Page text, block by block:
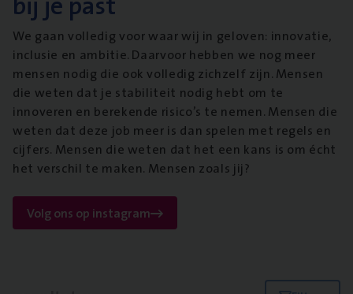
We gaan volledig voor waar wij in geloven: innovatie,
inclusie en ambitie. Daarvoor hebben we nog meer
mensen nodig die ook volledig zichzelf zijn. Mensen
die weten dat je stabiliteit nodig hebt om te
innoveren en berekende risico’s te nemen. Mensen die
weten dat deze job meer is dan spelen met regels en
cijfers. Mensen die weten dat het een kans is om écht
het verschil te maken. Mensen zoals jij?
Volg ons op instagram